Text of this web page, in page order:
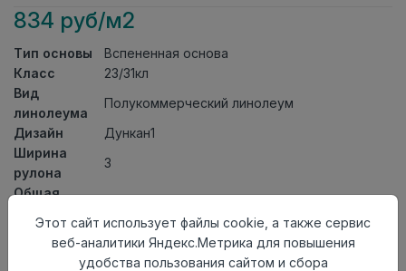
834 руб/м2
Тип основы
Вспененная основа
Класс
23/31кл
Вид
линолеума
Полукоммерческий линолеум
Дизайн
Дункан1
Ширина
рулона
3
Общая
Толщина
защитного
0,40мм
Этот сайт использует файлы cookie, а также сервис
веб-аналитики Яндекс.Метрика для повышения
удобства пользования сайтом и сбора